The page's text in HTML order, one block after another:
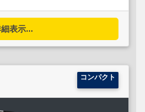
表示...
コンパクト